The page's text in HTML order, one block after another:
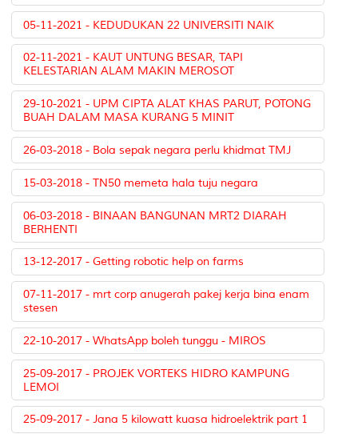
05-11-2021 - KEDUDUKAN 22 UNIVERSITI NAIK
02-11-2021 - KAUT UNTUNG BESAR, TAPI
KELESTARIAN ALAM MAKIN MEROSOT
29-10-2021 - UPM CIPTA ALAT KHAS PARUT, POTONG
BUAH DALAM MASA KURANG 5 MINIT
26-03-2018 - Bola sepak negara perlu khidmat TMJ
15-03-2018 - TN50 memeta hala tuju negara
06-03-2018 - BINAAN BANGUNAN MRT2 DIARAH
BERHENTI
13-12-2017 - Getting robotic help on farms
07-11-2017 - mrt corp anugerah pakej kerja bina enam
stesen
22-10-2017 - WhatsApp boleh tunggu - MIROS
25-09-2017 - PROJEK VORTEKS HIDRO KAMPUNG
LEMOI
25-09-2017 - Jana 5 kilowatt kuasa hidroelektrik part 1